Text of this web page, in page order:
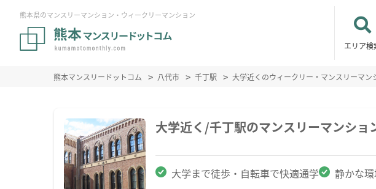
熊本県のマンスリーマンション・ウィークリーマンション
エリア検
熊本マンスリードットコム 八代市 千丁駅 大学近くのウィークリー・マンスリーマン
大学近く/千丁駅のマンスリーマンシ
大学まで徒歩・自転車で快適通学 静かな